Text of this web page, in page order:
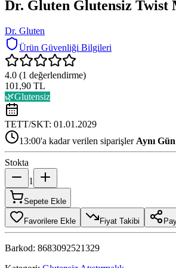
Dr. Gluten Glutensiz Twist
Dr. Gluten
Ürün Güvenliği Bilgileri
4.0 (1 değerlendirme)
101,90 TL
🌿Glutensiz
TETT/SKT: 01.01.2029
13:00'a kadar verilen siparişler Aynı
Stokta
1
Sepete Ekle
Favorilere Ekle Fiyat Takibi
Barkod: 8683092521329